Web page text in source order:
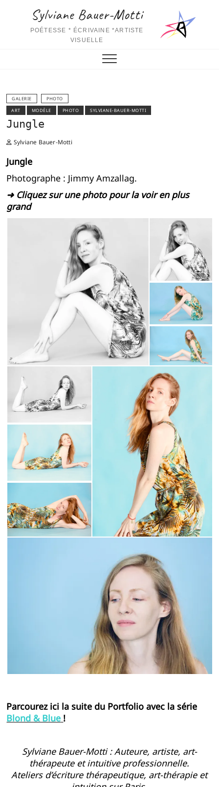
Sylviane Bauer-Motti
POÉTESSE * ÉCRIVAINE *ARTISTE
VISUELLE
GALERIE
PHOTO
ART
MODÈLE PHOTO SYLVIANE-BAUER-MOTTI
Jungle
Sylviane Bauer-Motti
Jungle
Photographe : Jimmy Amzallag.
➜ Cliquez sur une photo pour la voir en plus
grand
Parcourez ici la suite du Portfolio avec la série
Blond & Blue !
Sylviane Bauer-Motti : Auteure, artiste, art-
thérapeute et intuitive professionnelle.
Ateliers d’écriture thérapeutique, art-thérapie et